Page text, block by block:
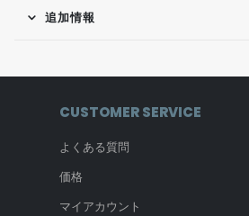
追加情報
CUSTOMER SERVICE
よくある質問
価格
マイアカウント